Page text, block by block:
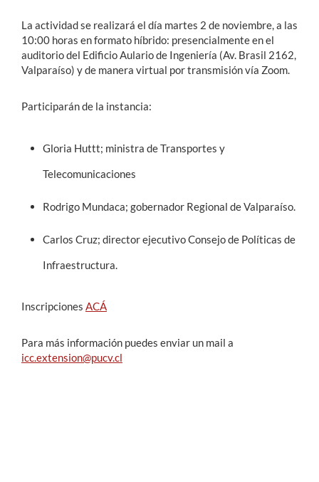
English
La actividad se realizará el día martes 2 de noviembre, a las
10:00 horas en formato híbrido: presencialmente en el
auditorio del Edificio Aulario de Ingeniería (Av. Brasil 2162,
Valparaíso) y de manera virtual por transmisión vía Zoom.
Participarán de la instancia:
Gloria Huttt; ministra de Transportes y
Telecomunicaciones
Rodrigo Mundaca; gobernador Regional de Valparaíso.
Carlos Cruz; director ejecutivo Consejo de Políticas de
Infraestructura.
Inscripciones ACÁ
Para más información puedes enviar un mail a
icc.extension@pucv.cl